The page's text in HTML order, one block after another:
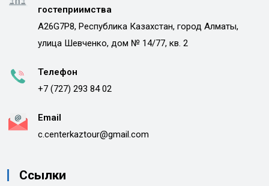
гостеприимства
A26G7P8, Республика Казахстан, город Алматы,
улица Шевченко, дом № 14/77, кв. 2
Телефон
+7 (727) 293 84 02
Email
c.centerkaztour@gmail.com
Ссылки